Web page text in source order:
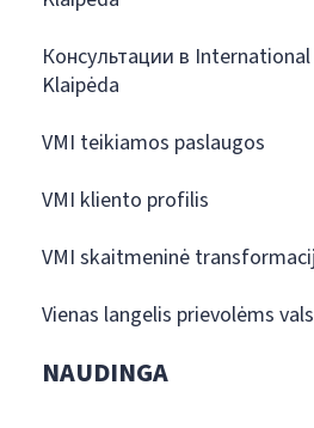
Консультации в
Klaipėda
VMI teikiamos paslaugos
VMI kliento profilis
VMI skaitmeninė
Vienas langelis prievolėms
NAUDINGA